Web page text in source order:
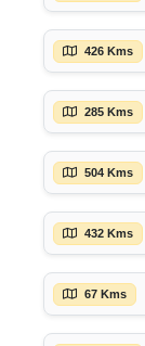
426 Kms
285 Kms
504 Kms
432 Kms
67 Kms